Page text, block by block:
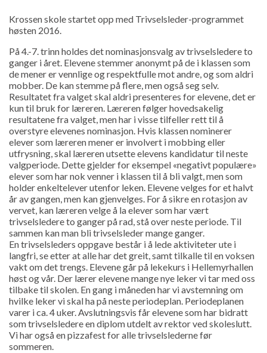
Krossen skole startet opp med Trivselsleder-programmet
høsten 2016.
På 4.-7. trinn holdes det nominasjonsvalg av trivselsledere to
ganger i året. Elevene stemmer anonymt på de i klassen som
de mener er vennlige og respektfulle mot andre, og som aldri
mobber. De kan stemme på flere, men også seg selv.
Resultatet fra valget skal aldri presenteres for elevene, det er
kun til bruk for læreren. Læreren følger hovedsakelig
resultatene fra valget, men har i visse tilfeller rett til å
overstyre elevenes nominasjon. Hvis klassen nominerer
elever som læreren mener er involvert i mobbing eller
utfrysning, skal læreren utsette elevens kandidatur til neste
valgperiode. Dette gjelder for eksempel «negativt populære»
elever som har nok venner i klassen til å bli valgt, men som
holder enkeltelever utenfor leken. Elevene velges for et halvt
år av gangen, men kan gjenvelges. For å sikre en rotasjon av
vervet, kan læreren velge å la elever som har vært
trivselsledere to ganger på rad, stå over neste periode. Til
sammen kan man bli trivselsleder mange ganger.
En trivselsleders oppgave består i å lede aktiviteter ute i
langfri, se etter at alle har det greit, samt tilkalle til en voksen
vakt om det trengs. Elevene går på lekekurs i Hellemyrhallen
høst og vår. Der lærer elevene mange nye leker vi tar med oss
tilbake til skolen. En gang i måneden har vi avstemning om
hvilke leker vi skal ha på neste periodeplan. Periodeplanen
varer i ca. 4 uker. Avslutningsvis får elevene som har bidratt
som trivselsledere en diplom utdelt av rektor ved skoleslutt.
Vi har også en pizzafest for alle trivselslederne før
sommeren.